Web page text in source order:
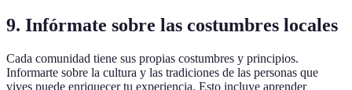
9. Infórmate sobre las costumbres locales
Cada comunidad tiene sus propias costumbres y principios.
Informarte sobre la cultura y las tradiciones de las personas que
vives puede enriquecer tu experiencia. Esto incluye aprender